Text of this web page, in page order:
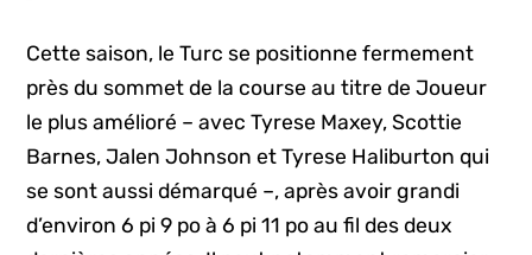
Cette saison, le Turc se positionne fermement
près du sommet de la course au titre de Joueur
le plus amélioré – avec Tyrese Maxey, Scottie
Barnes, Jalen Johnson et Tyrese Haliburton qui
se sont aussi démarqué –, après avoir grandi
d’environ 6 pi 9 po à 6 pi 11 po au fil des deux